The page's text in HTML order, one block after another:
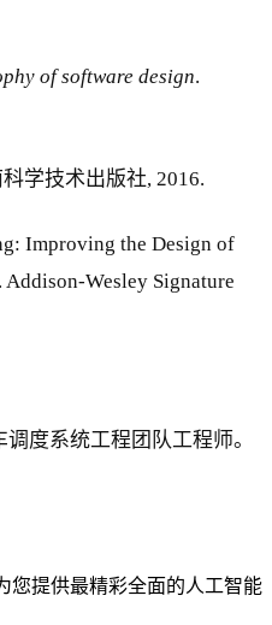
of software design.
学技术出版社, 2016.
Improving the Design of
Wesley Signature
调度系统工程团队工程师。
您提供最精彩全面的人工智能